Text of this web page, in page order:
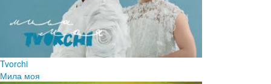
Tvorchi
Мила моя